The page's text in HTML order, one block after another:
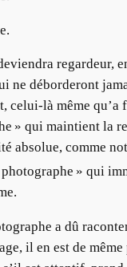
regardeur,
ne déborderont
celui-là même qu’a
» qui maintient la
absolue, comme
» qui
a dû
il en est de même